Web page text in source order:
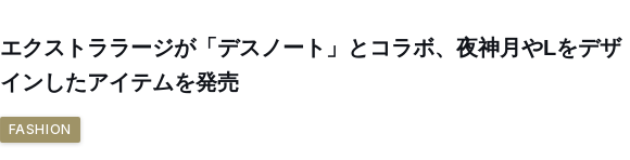
エクストララージが「デスノート」とコラボ、夜神月やLをデザ
インしたアイテムを発売
FASHION